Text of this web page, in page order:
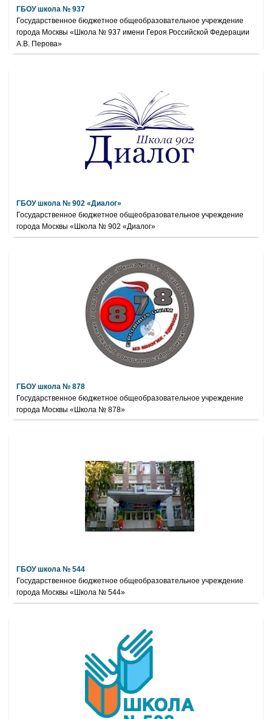
ГБОУ школа № 937
Государственное бюджетное общеобразовательное учреждение
города Москвы «Школа № 937 имени Героя Российской Федерации
А.В. Перова»
ГБОУ школа № 902 «Диалог»
Государственное бюджетное общеобразовательное учреждение
города Москвы «Школа № 902 «Диалог»
ГБОУ школа № 878
Государственное бюджетное общеобразовательное учреждение
города Москвы «Школа № 878»
ГБОУ школа № 544
Государственное бюджетное общеобразовательное учреждение
города Москвы «Школа № 544»